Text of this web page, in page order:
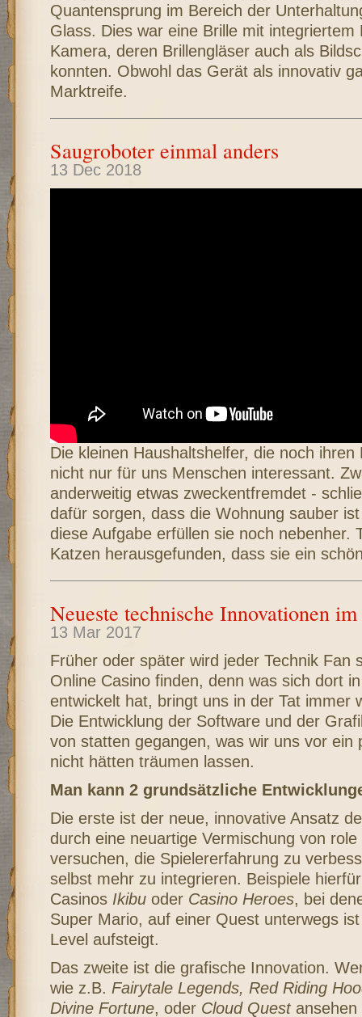
Quantensprung im Bereich der
Glass. Dies war eine Brille mit integriertem
Kamera, deren Brillengläser auch als
konnten. Obwohl das Gerät als innovativ
Marktreife.
Saugroboter einmal anders
13 Dec 2018
Die kleinen Haushaltshelfer, die noch ihren
nicht nur für uns Menschen interessant.
anderweitig etwas zweckentfremdet -
dafür sorgen, dass die Wohnung sauber
diese Aufgabe erfüllen sie noch nebenher.
Katzen herausgefunden, dass sie ein
Neueste technische Innovationen
13 Mar 2017
Früher oder später wird jeder Technik Fan
Online Casino finden, denn was sich dort
entwickelt hat, bringt uns in der Tat immer
Die Entwicklung der Software und der
von statten gegangen, was wir uns vor ein
nicht hätten träumen lassen.
Man kann 2 grundsätzliche
Die erste ist der neue, innovative Ansatz
durch eine neuartige Vermischung von
versuchen, die Spielererfahrung zu
selbst mehr zu integrieren. Beispiele
Casinos Ikibuoder Casino Heroes, bei
Super Mario, auf einer Quest unterwegs
Level aufsteigt.
Das zweite ist die grafische Innovation.
wie z.B. Fairytale Legends, Red Riding
Divine Fortune, oder Cloud Questansehen